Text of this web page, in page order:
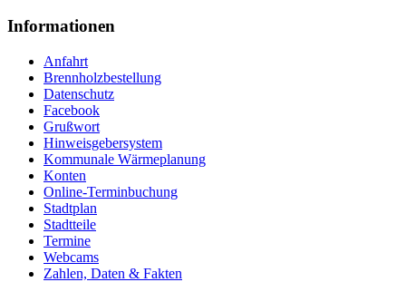
Informationen
Anfahrt
Brennholzbestellung
Datenschutz
Facebook
Grußwort
Hinweisgebersystem
Kommunale Wärmeplanung
Konten
Online-Terminbuchung
Stadtplan
Stadtteile
Termine
Webcams
Zahlen, Daten & Fakten